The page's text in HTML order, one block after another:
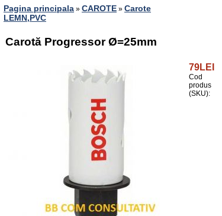
Pagina principala » CAROTE » Carote
LEMN,PVC
Carotă Progressor Ø=25mm
79LEI
Cod
produs
(SKU):